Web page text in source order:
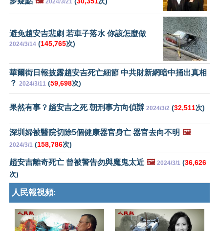
2024/3/21
避免趙安吉悲劇 若車子落水 你該怎麼做
2024/3/14 (145,765次)
華爾街日報披露趙安吉死亡細節 中共財新網暗中捅出真相
？ 2024/3/11 (59,698次)
果然有事？趙安吉之死 朝刑事方向偵辦 2024/3/2 (32,511次)
深圳婦被醫院切除5個健康器官身亡 器官去向不明 🖼️
2024/3/1 (158,786次)
趙安吉離奇死亡 曾被警告勿與魔鬼太近 🖼️ 2024/3/1 (36,626
次)
人民報視頻: